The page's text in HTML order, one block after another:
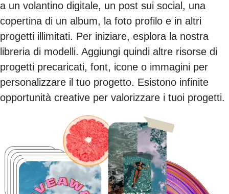
a un volantino digitale, un post sui social, una
copertina di un album, la foto profilo e in altri
progetti illimitati. Per iniziare, esplora la nostra
libreria di modelli. Aggiungi quindi altre risorse di
progetti precaricati, font, icone o immagini per
personalizzare il tuo progetto. Esistono infinite
opportunità creative per valorizzare i tuoi progetti.